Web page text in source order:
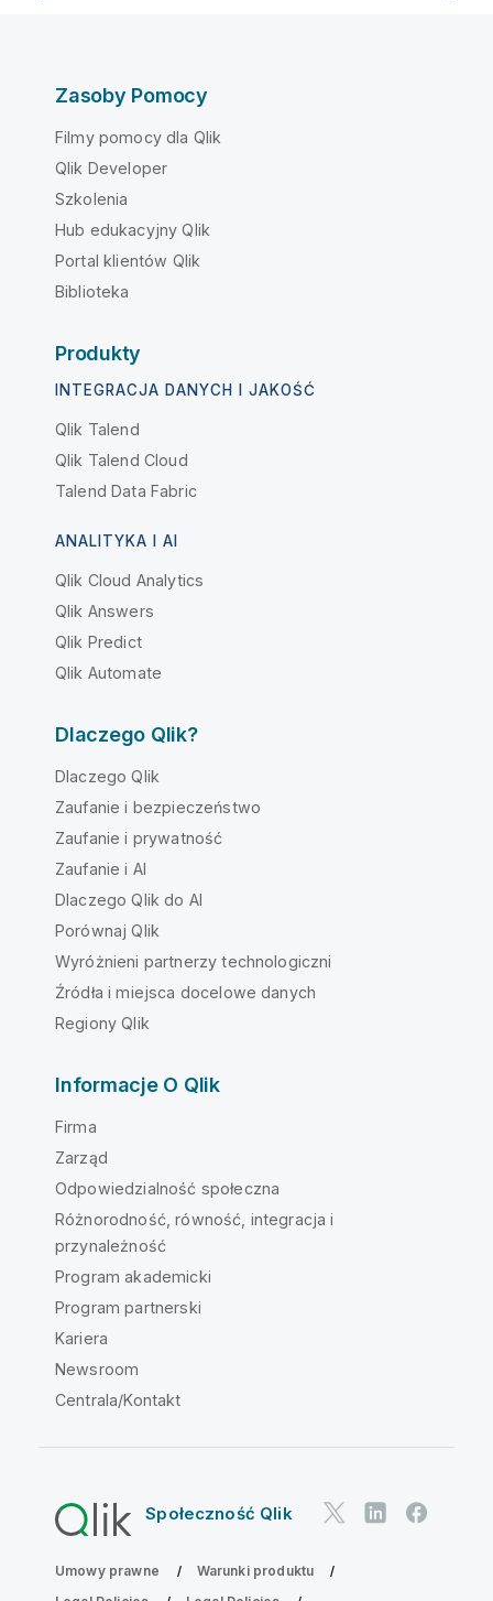
Zasoby Pomocy
Filmy pomocy dla Qlik
Qlik Developer
Szkolenia
Hub edukacyjny Qlik
Portal klientów Qlik
Biblioteka
Produkty
INTEGRACJA DANYCH I JAKOŚĆ
Qlik Talend
Qlik Talend Cloud
Talend Data Fabric
ANALITYKA I AI
Qlik Cloud Analytics
Qlik Answers
Qlik Predict
Qlik Automate
Dlaczego Qlik?
Dlaczego Qlik
Zaufanie i bezpieczeństwo
Zaufanie i prywatność
Zaufanie i AI
Dlaczego Qlik do AI
Porównaj Qlik
Wyróżnieni partnerzy technologiczni
Źródła i miejsca docelowe danych
Regiony Qlik
Informacje O Qlik
Firma
Zarząd
Odpowiedzialność społeczna
Różnorodność, równość, integracja i
przynależność
Program akademicki
Program partnerski
Kariera
Newsroom
Centrala/Kontakt
Społeczność Qlik
Umowy prawne
Warunki produktu